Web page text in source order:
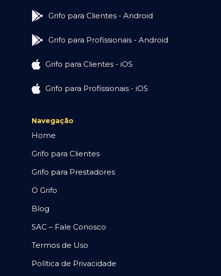
Grifo para Clientes - Android
Grifo para Profissionais - Android
Grifo para Clientes - iOS
Grifo para Profissionais - iOS
Navegação
Home
Grifo para Clientes
Grifo para Prestadores
O Grifo
Blog
SAC – Fale Conosco
Termos de Uso
Política de Privacidade